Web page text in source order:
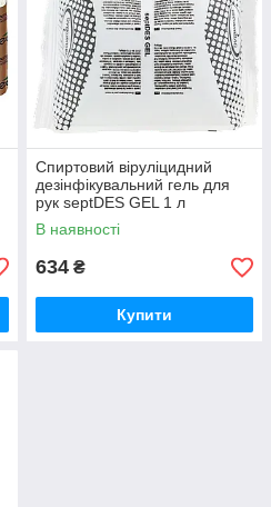
Спиртовий віруліцидний
дезінфікувальний гель для
рук septDES GEL 1 л
В наявності
634 ₴
Купити